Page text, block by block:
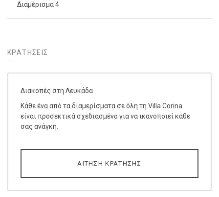
Διαμέρισμα 4
ΚΡΑΤΉΣΕΙΣ
Διακοπές στη Λευκάδα
Κάθε ένα από τα διαμερίσματα σε όλη τη Villa Corina
είναι προσεκτικά σχεδιασμένο για να ικανοποιεί κάθε
σας ανάγκη.
ΑΊΤΗΣΗ ΚΡΆΤΗΣΗΣ